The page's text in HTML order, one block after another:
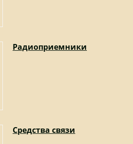
Радиоприемники
Средства связи